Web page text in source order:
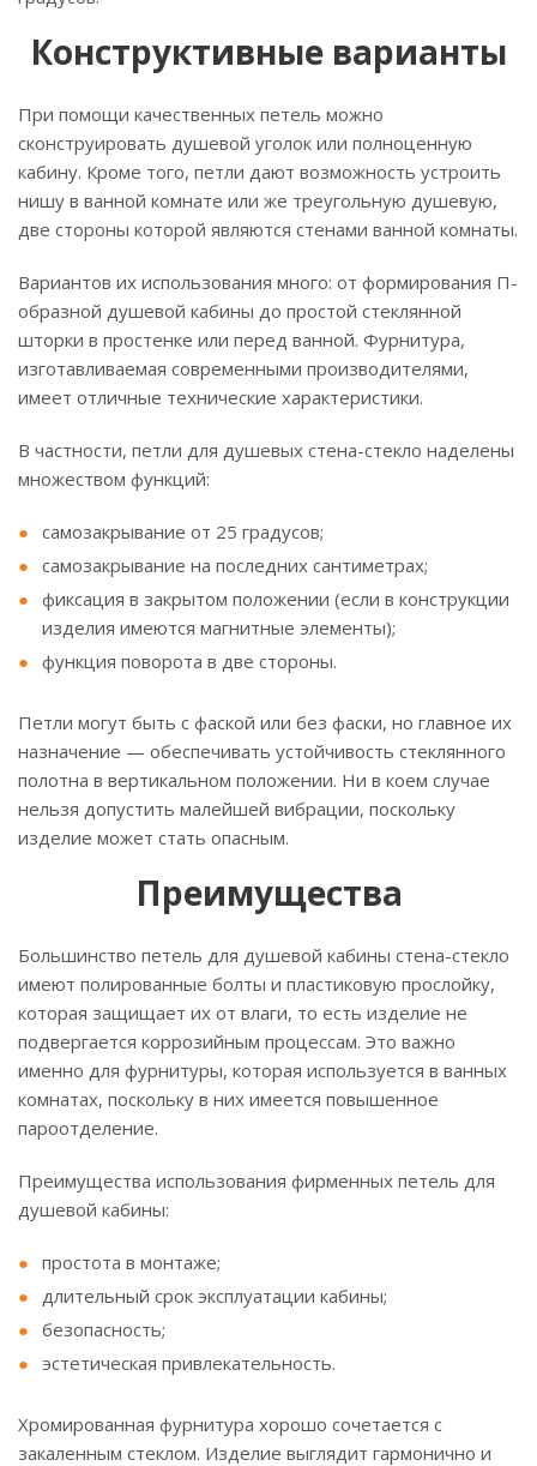
Конструктивные варианты
При помощи качественных петель можно
сконструировать душевой уголок или полноценную
кабину. Кроме того, петли дают возможность устроить
нишу в ванной комнате или же треугольную душевую,
две стороны которой являются стенами ванной комнаты.
Вариантов их использования много: от формирования П-
образной душевой кабины до простой стеклянной
шторки в простенке или перед ванной. Фурнитура,
изготавливаемая современными производителями,
имеет отличные технические характеристики.
В частности, петли для душевых стена-стекло наделены
множеством функций:
самозакрывание от 25 градусов;
самозакрывание на последних сантиметрах;
фиксация в закрытом положении (если в конструкции
изделия имеются магнитные элементы);
функция поворота в две стороны.
Петли могут быть с фаской или без фаски, но главное их
назначение — обеспечивать устойчивость стеклянного
полотна в вертикальном положении. Ни в коем случае
нельзя допустить малейшей вибрации, поскольку
изделие может стать опасным.
Преимущества
Большинство петель для душевой кабины стена-стекло
имеют полированные болты и пластиковую прослойку,
которая защищает их от влаги, то есть изделие не
подвергается коррозийным процессам. Это важно
именно для фурнитуры, которая используется в ванных
комнатах, поскольку в них имеется повышенное
пароотделение.
Преимущества использования фирменных петель для
душевой кабины:
простота в монтаже;
длительный срок эксплуатации кабины;
безопасность;
эстетическая привлекательность.
Хромированная фурнитура хорошо сочетается с
закаленным стеклом. Изделие выглядит гармонично и